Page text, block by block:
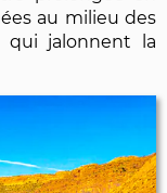
au milieu des
qui jalonnent la